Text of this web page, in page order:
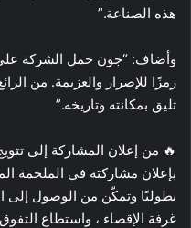
هذه الصناعة.”
وأضاف: “جون حمل الشركة على
رمزًا للإصرار والعزيمة. من
تليق بمكانته وتاريخه.”
🔥 من إعلان المشاركة إلى
بطوليًا وتمكّن من الوصول
غرفة الإقصاء ، واستطاع